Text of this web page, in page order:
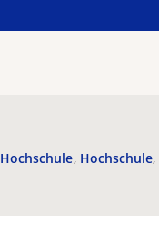
Hochschule Hochschule